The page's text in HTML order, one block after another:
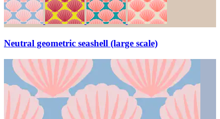
Neutral geometric seashell (large scale)